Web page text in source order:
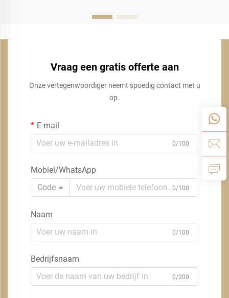
Vraag een gratis offerte aan
Onze vertegenwoordiger neemt spoedig contact met u
op.
E-mail
0/100
Mobiel/WhatsApp
Code
0/100
Naam
0/100
Bedrijfsnaam
0/200